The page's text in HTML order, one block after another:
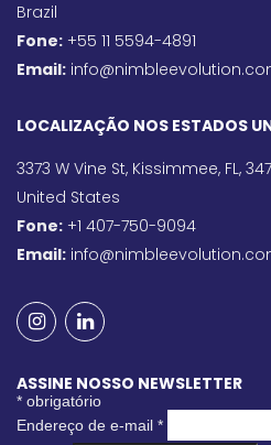
Brazil
Fone: +55 11 5594-4891
Email:
LOCALIZAÇÃO NOS ESTADOS
3373 W Vine St, Kissimmee, FL,
United States
Fone: +1 407-750-9094
Email:
ASSINE NOSSO NEWSLETTER
* obrigatório
Endereço de e-mail *